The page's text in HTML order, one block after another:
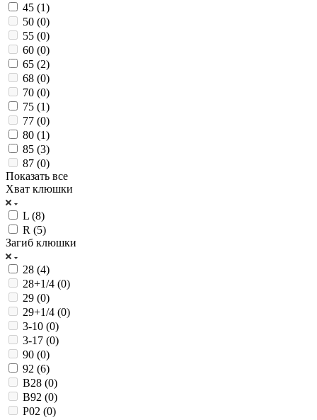
45 (1)
50 (0)
55 (0)
60 (0)
65 (2)
68 (0)
70 (0)
75 (1)
77 (0)
80 (1)
85 (3)
87 (0)
Показать все
Хват клюшки
L (8)
R (5)
Загиб клюшки
28 (4)
28+1/4 (0)
29 (0)
29+1/4 (0)
3-10 (0)
3-17 (0)
90 (0)
92 (6)
B28 (0)
B92 (0)
P02 (0)